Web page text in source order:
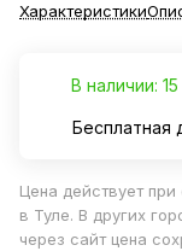
Характеристики
В наличии:
Бесплатная
Цена действует
в Туле. В других
через сайт цена